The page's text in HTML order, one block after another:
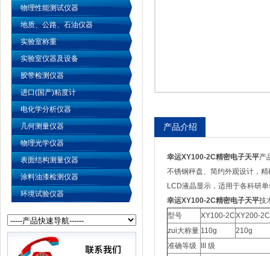
物理性能测试仪器
地质、公路、石油仪器
实验室称重
实验室仪器及设备
胶带检测仪器
进口(国产)粘度计
电化学分析仪器
几何测量仪器
物理光学仪器
表面结构测量仪器
涂料油漆检测仪器
环境试验仪器
产品介绍
幸运XY100-2C精密电子天平产
不锈钢秤盘、简约外观设计，
LCD液晶显示，适用于各科研
幸运XY100-2C精密电子天平技
型号
XY100-2CXY200-2C
zui大称量 110g
210g
准确等级
III 级